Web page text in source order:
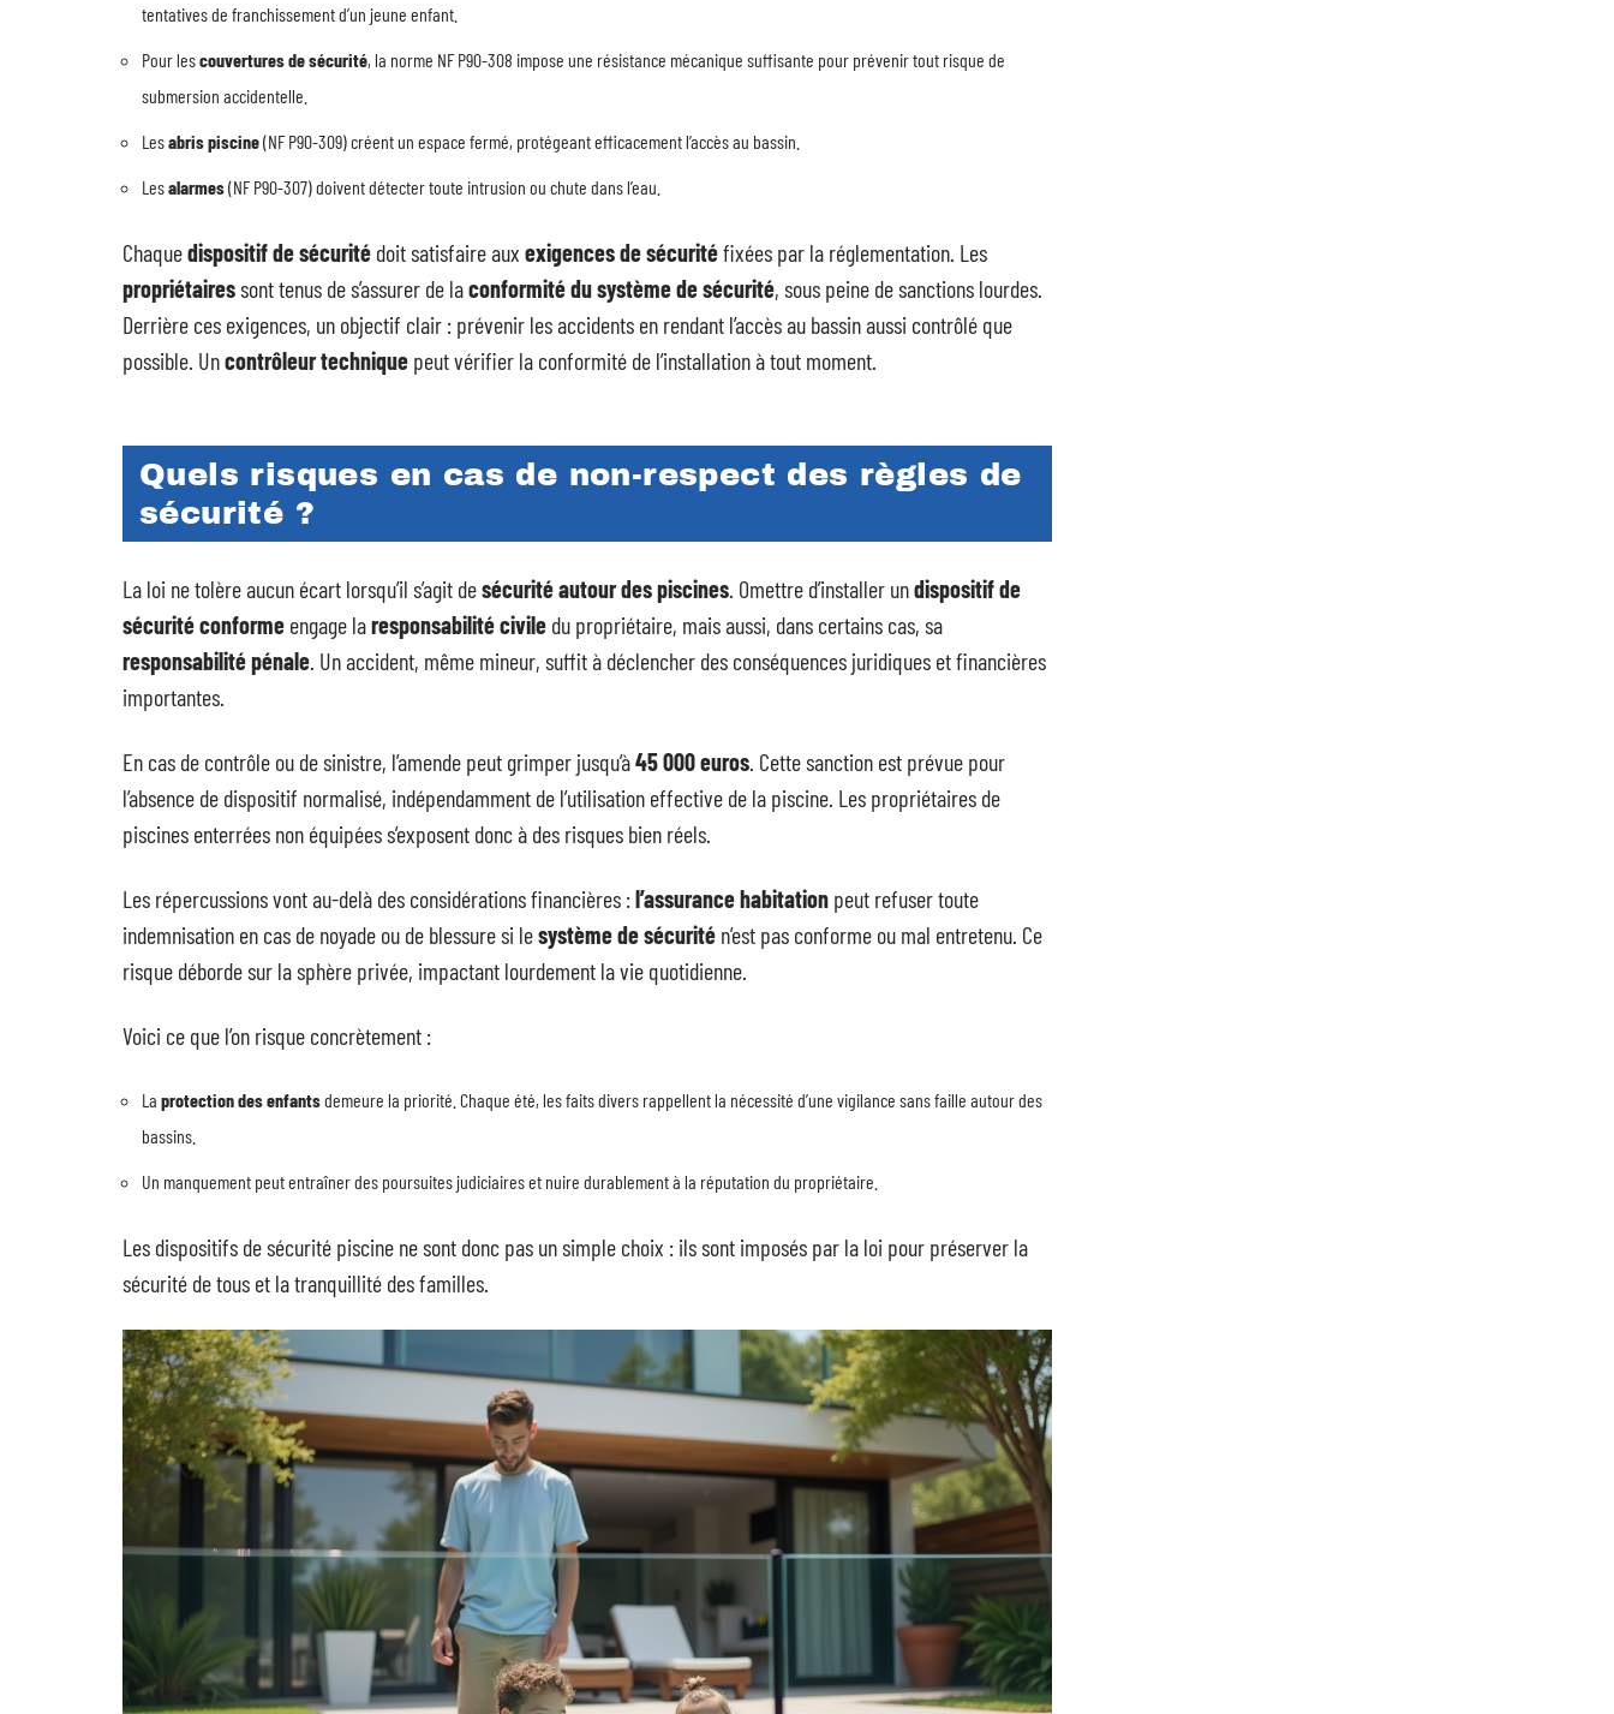
tentatives de franchissement d’un jeune enfant.
Pour lescouvertures de sécurité, la norme NF P90-308 impose une résistance mécanique suffisante pour prévenir tout risque de
submersion accidentelle.
Lesabris piscine(NF P90-309) créent un espace fermé, protégeant efficacement l’accès au bassin.
Lesalarmes(NF P90-307) doivent détecter toute intrusion ou chute dans l’eau.
Chaquedispositif de sécurité doit satisfaire aux exigences de sécuritéfixées par la réglementation. Les
propriétairessont tenus de s’assurer de laconformité du système de sécurité, sous peine de sanctions lourdes.
Derrière ces exigences, un objectif clair : prévenir les accidents en rendant l’accès au bassin aussi contrôlé que
possible. Uncontrôleur technique peut vérifier la conformité de l’installation à tout moment.
Quels risques en cas de non-respect des règles de
sécurité ?
La loi ne tolère aucun écart lorsqu’il s’agit desécurité autour des piscines. Omettre d’installer undispositif de
sécurité conforme engage laresponsabilité civile du propriétaire, mais aussi, dans certains cas, sa
responsabilité pénale. Un accident, même mineur, suffit à déclencher des conséquences juridiques et financières
importantes.
En cas de contrôle ou de sinistre, l’amende peut grimper jusqu’à45 000 euros. Cette sanction est prévue pour
l’absence de dispositif normalisé, indépendamment de l’utilisation effective de la piscine. Les propriétaires de
piscines enterrées non équipées s’exposent donc à des risques bien réels.
Les répercussions vont au-delà des considérations financières :l’assurance habitation peut refuser toute
indemnisation en cas de noyade ou de blessure si lesystème de sécurité n’est pas conforme ou mal entretenu. Ce
risque déborde sur la sphère privée, impactant lourdement la vie quotidienne.
Voici ce que l’on risque concrètement :
La protection des enfantsdemeure la priorité. Chaque été, les faits divers rappellent la nécessité d’une vigilance sans faille autour des
bassins.
Un manquement peut entraîner des poursuites judiciaires et nuire durablement à la réputation du propriétaire.
Les dispositifs de sécurité piscine ne sont donc pas un simple choix : ils sont imposés par la loi pour préserver la
sécurité de tous et la tranquillité des familles.